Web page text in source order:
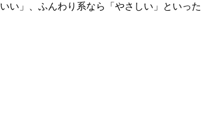
い」、ふんわり系なら「やさしい」といった